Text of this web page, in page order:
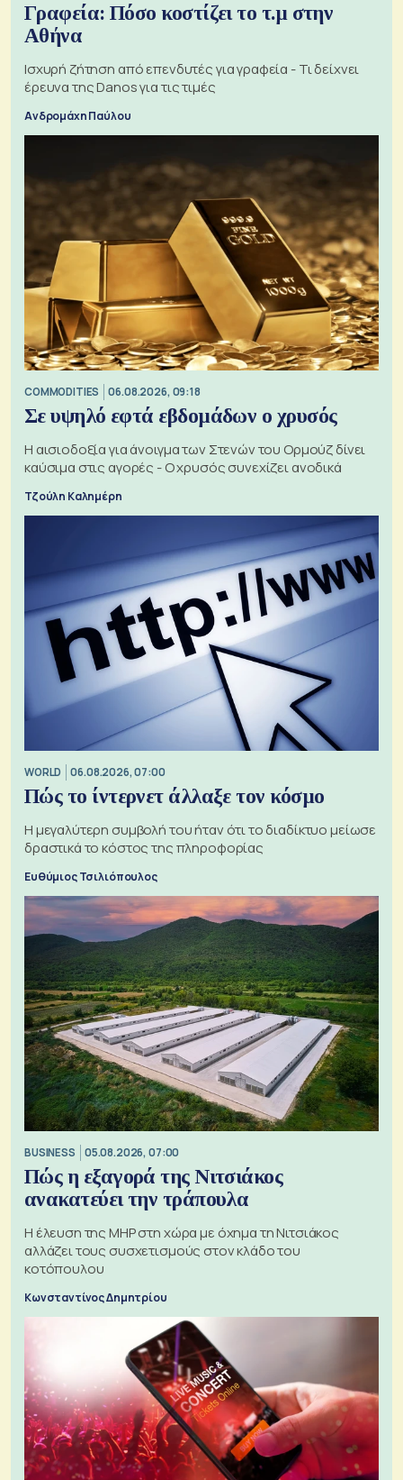
Γραφεία: Πόσο κοστίζει το τ.μ στην
Αθήνα
Ισχυρή ζήτηση από επενδυτές για γραφεία - Τι δείχνει
έρευνα της Danos για τις τιμές
Ανδρομάχη Παύλου
COMMODITIES 06.08.2026, 09:18
Σε υψηλό εφτά εβδομάδων ο χρυσός
Η αισιοδοξία για άνοιγμα των Στενών του Ορμούζ δίνει
καύσιμα στις αγορές - Ο χρυσός συνεχίζει ανοδικά
Τζούλη Καλημέρη
WORLD 06.08.2026, 07:00
Πώς το ίντερνετ άλλαξε τον κόσμο
Η μεγαλύτερη συμβολή του ήταν ότι το διαδίκτυο μείωσε
δραστικά το κόστος της πληροφορίας
Ευθύμιος Τσιλιόπουλος
BUSINESS 05.08.2026, 07:00
Πώς η εξαγορά της Νιτσιάκος
ανακατεύει την τράπουλα
H έλευση της MHP στη χώρα με όχημα τη Νιτσιάκος
αλλάζει τους συσχετισμούς στον κλάδο του
κοτόπουλου
Κωνσταντίνος Δημητρίου